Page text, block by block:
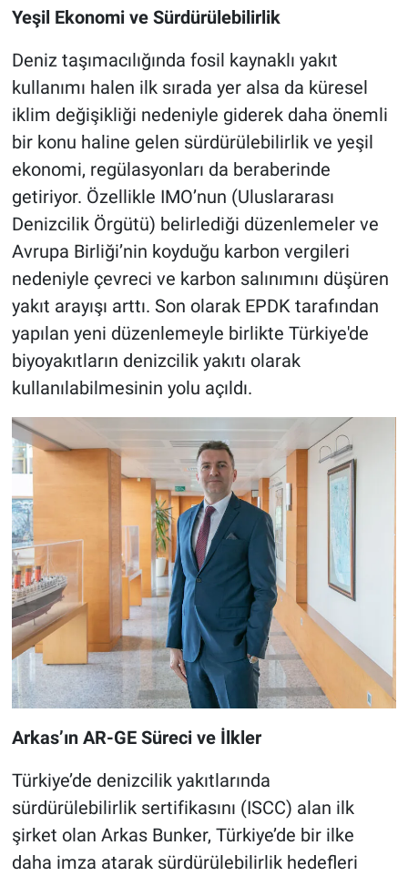
Yeşil Ekonomi ve Sürdürülebilirlik
Deniz taşımacılığında fosil kaynaklı yakıt
kullanımı halen ilk sırada yer alsa da küresel
iklim değişikliği nedeniyle giderek daha önemli
bir konu haline gelen sürdürülebilirlik ve yeşil
ekonomi, regülasyonları da beraberinde
getiriyor. Özellikle IMO’nun (Uluslararası
Denizcilik Örgütü) belirlediği düzenlemeler ve
Avrupa Birliği’nin koyduğu karbon vergileri
nedeniyle çevreci ve karbon salınımını düşüren
yakıt arayışı arttı. Son olarak EPDK tarafından
yapılan yeni düzenlemeyle birlikte Türkiye'de
biyoyakıtların denizcilik yakıtı olarak
kullanılabilmesinin yolu açıldı.
Arkas’ın AR-GE Süreci ve İlkler
Türkiye’de denizcilik yakıtlarında
sürdürülebilirlik sertifikasını (ISCC) alan ilk
şirket olan Arkas Bunker, Türkiye’de bir ilke
daha imza atarak sürdürülebilirlik hedefleri